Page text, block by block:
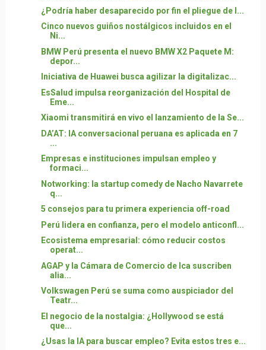
¿Podría haber desaparecido por fin el pliegue de l...
Cinco nuevos guiños nostálgicos incluidos en el
Ni...
BMW Perú presenta el nuevo BMW X2 Paquete M:
depor...
Iniciativa de Huawei busca agilizar la digitalizac...
EsSalud impulsa reorganización del Hospital de
Eme...
Xiaomi transmitirá en vivo el lanzamiento de la Se...
DA’AT: IA conversacional peruana es aplicada en 7
...
Empresas e instituciones impulsan empleo y
formaci...
Notworking: la startup comedy de Nacho Navarrete
q...
5 consejos para tu primera experiencia off-road
Perú lidera en confianza, pero el modelo anticonfl...
Ecosistema empresarial: cómo reducir costos
operat...
AGAP y la Cámara de Comercio de Ica suscriben
alia...
Volkswagen Perú se suma como auspiciador del
Teatr...
El negocio de la nostalgia: ¿Hollywood se está
que...
¿Usas la IA para buscar empleo? Evita estos tres e...